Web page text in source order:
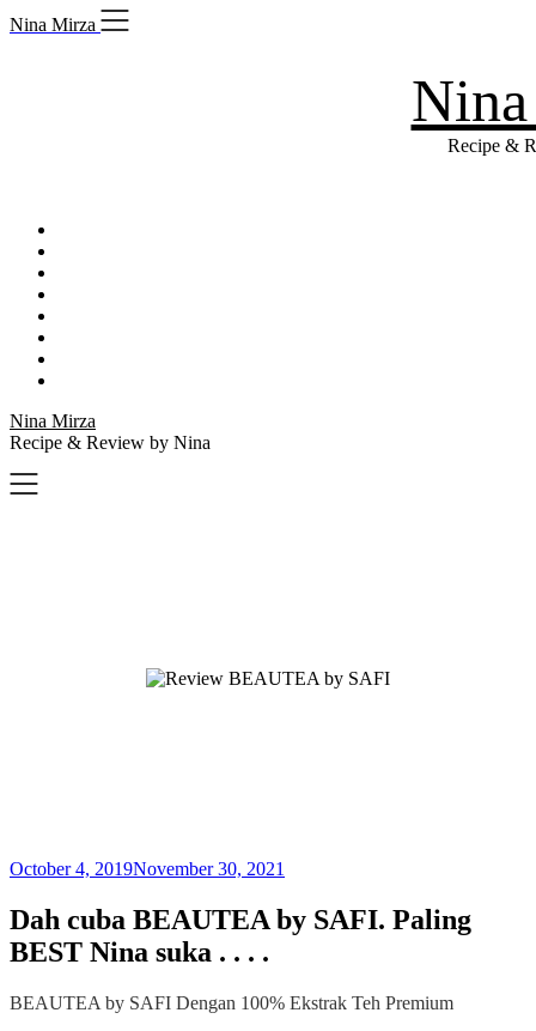
Skip
to
Nina Mirza
Recipe &
Nina Mirza
Recipe & Review by Nina
October 4, 2019November 30, 2021
Dah cuba BEAUTEA by SAFI. Paling
BEST Nina suka . . . .
BEAUTEA by SAFI Dengan 100% Ekstrak Teh Premium